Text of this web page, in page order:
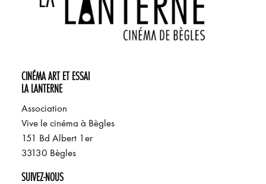
CINÉMA ART ET ESSAI
LA LANTERNE
Association
Vive le cinéma à Bègles
151 Bd Albert 1er
33130 Bègles
SUIVEZ-NOUS